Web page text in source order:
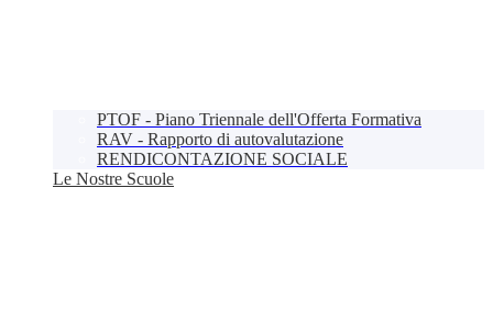
PTOF - Piano Triennale dell'Offerta Formativa
RAV - Rapporto di autovalutazione
RENDICONTAZIONE SOCIALE
Le Nostre Scuole